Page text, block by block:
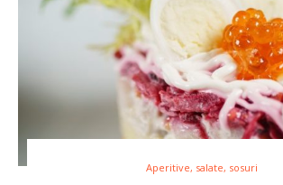
Aperitive, salate, sosuri